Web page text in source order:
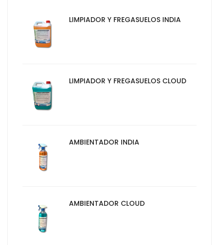
LIMPIADOR Y FREGASUELOS INDIA
LIMPIADOR Y FREGASUELOS CLOUD
AMBIENTADOR INDIA
AMBIENTADOR CLOUD